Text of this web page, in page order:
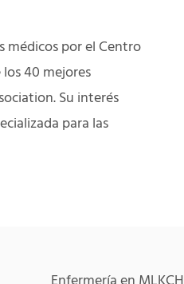
médicos por el Centro
40 mejores
Su interés
para las